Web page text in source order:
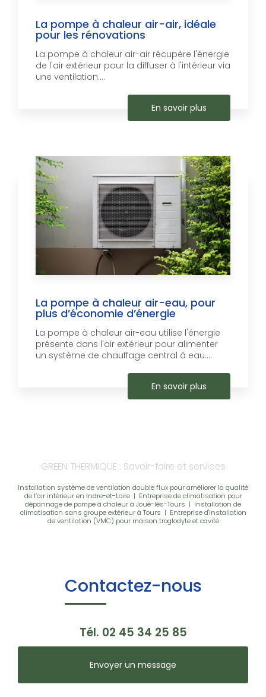
La pompe à chaleur air-air, idéale
pour les rénovations
La pompe à chaleur air-air récupère l'énergie
de l'air extérieur pour la diffuser à l'intérieur via
une ventilation....
En savoir plus
La pompe à chaleur air-eau, pour
plus d’économie d’énergie
La pompe à chaleur air-eau utilise l'énergie
présente dans l'air extérieur pour alimenter
un système de chauffage central à eau....
En savoir plus
GREEN THERMIQUE : Savoir-faire et services
Installation système de ventilation double flux pour améliorer la qualité
de l’air intérieur en Indre-et-Loire| Entreprise de climatisation pour
dépannage de pompe à chaleur à Joué-lès-Tours | Installation de
climatisation sans groupe extérieur à Tours | Entreprise d'installation
de ventilation (VMC) pour maison troglodyte et cavité
Contactez-nous
Tél. 02 45 34 25 85
Envoyer un message